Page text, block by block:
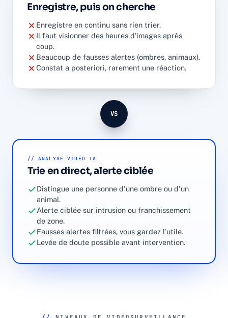
Enregistre, puis on cherche
Enregistre en continu sans rien trier.
Il faut visionner des heures d'images après
coup.
Beaucoup de fausses alertes (ombres, animaux).
Constat a posteriori, rarement une réaction.
VS
// ANALYSE VIDÉO IA
Trie en direct, alerte ciblée
Distingue une personne d'une ombre ou d'un
animal.
Alerte ciblée sur intrusion ou franchissement
de zone.
Fausses alertes filtrées, vous gardez l'utile.
Levée de doute possible avant intervention.